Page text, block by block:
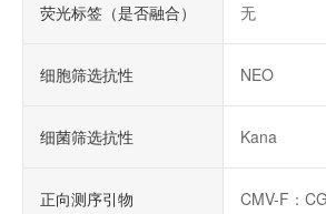
荧光标签（是否融合） 无
细胞筛选抗性 NEO
细菌筛选抗性 Kana
正向测序引物 CMV-F：